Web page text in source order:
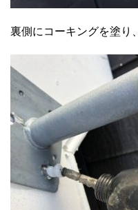
裏側にコーキングを塗り、